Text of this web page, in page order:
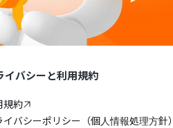
イバシーと利用規約
規約
イバシーポリシー（個人情報処理方針）